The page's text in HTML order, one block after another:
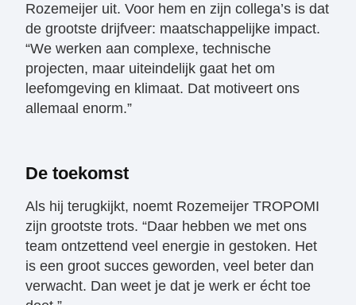
Rozemeijer uit. Voor hem en zijn collega’s is dat
de grootste drijfveer: maatschappelijke impact.
“We werken aan complexe, technische
projecten, maar uiteindelijk gaat het om
leefomgeving en klimaat. Dat motiveert ons
allemaal enorm.”
De toekomst
Als hij terugkijkt, noemt Rozemeijer TROPOMI
zijn grootste trots. “Daar hebben we met ons
team ontzettend veel energie in gestoken. Het
is een groot succes geworden, veel beter dan
verwacht. Dan weet je dat je werk er écht toe